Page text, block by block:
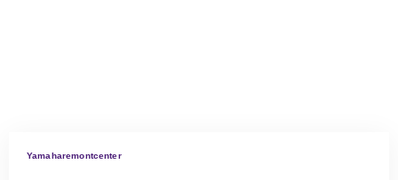
Yamaharemontcenter